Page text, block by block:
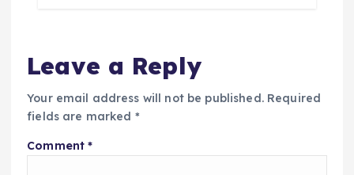
Leave a Reply
Your email address will not be published. Required
fields are marked *
Comment*